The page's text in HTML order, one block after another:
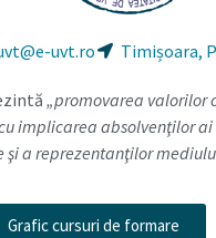
uvt.ro Timișoara,
„promovarea valorilor
implicarea absolvenţilor
a reprezentanţilor
Grafic cursuri de formare